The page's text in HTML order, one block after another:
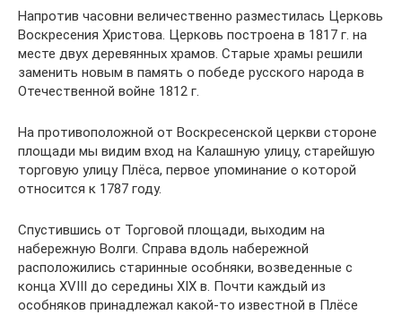
Напротив часовни величественно разместилась Церковь
Воскресения Христова. Церковь построена в 1817 г. на
месте двух деревянных храмов. Старые храмы решили
заменить новым в память о победе русского народа в
Отечественной войне 1812 г.
На противоположной от Воскресенской церкви стороне
площади мы видим вход на Калашную улицу, старейшую
торговую улицу Плёса, первое упоминание о которой
относится к 1787 году.
Спустившись от Торговой площади, выходим на
набережную Волги. Справа вдоль набережной
расположились старинные особняки, возведенные с
конца XVIII до середины XIX в. Почти каждый из
особняков принадлежал какой-то известной в Плёсе